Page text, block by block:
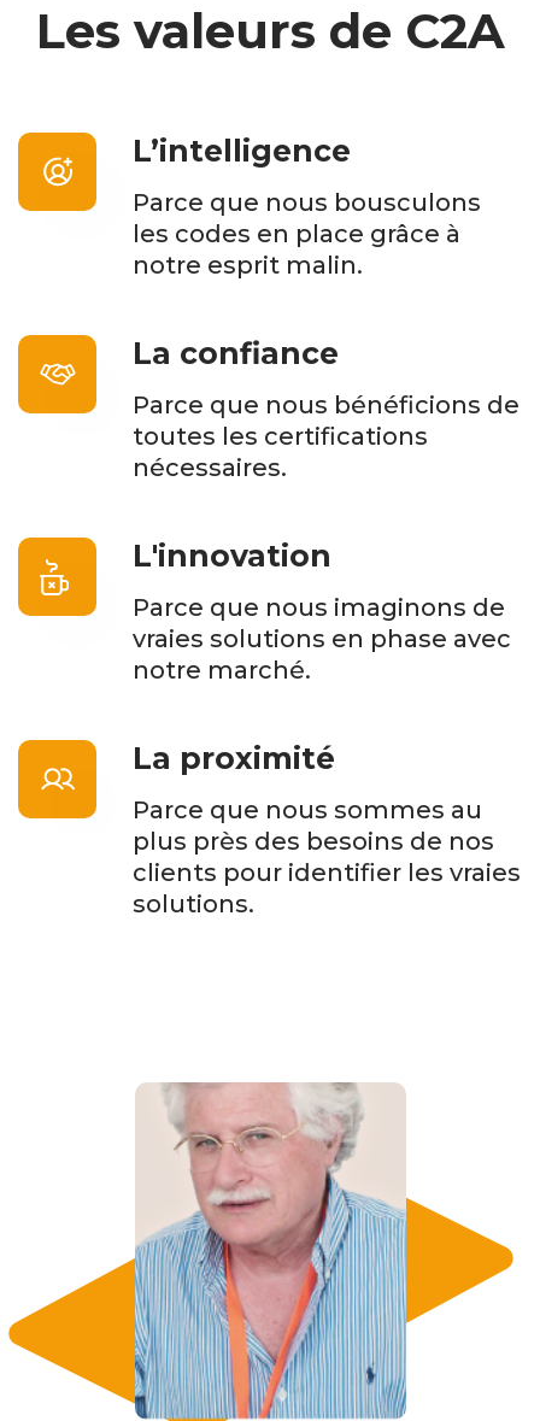
Les valeurs de C2A
L’intelligence
Parce que nous bousculons
les codes en place grâce à
notre esprit malin.
La confiance
Parce que nous bénéficions de
toutes les certifications
nécessaires.
L'innovation
Parce que nous imaginons de
vraies solutions en phase avec
notre marché.
La proximité
Parce que nous sommes au
plus près des besoins de nos
clients pour identifier les vraies
solutions.